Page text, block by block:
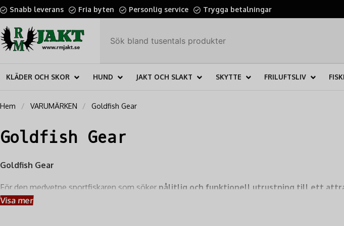
Snabb leverans Fria byten Personlig service Trygga betalningar
KLÄDER OCH SKOR HUND JAKT OCH SLAKT SKYTTE FRILUFTSLIV
Hem VARUMÄRKEN Goldfish Gear
Goldfish Gear
Goldfish Gear
För den medvetne sportfiskaren som söker pålitlig och funktionell utrustning till ett
från Goldfish Gear – ett varumärke framtaget av rutinerade fiskare med lång erfarenhet i
Visa mer